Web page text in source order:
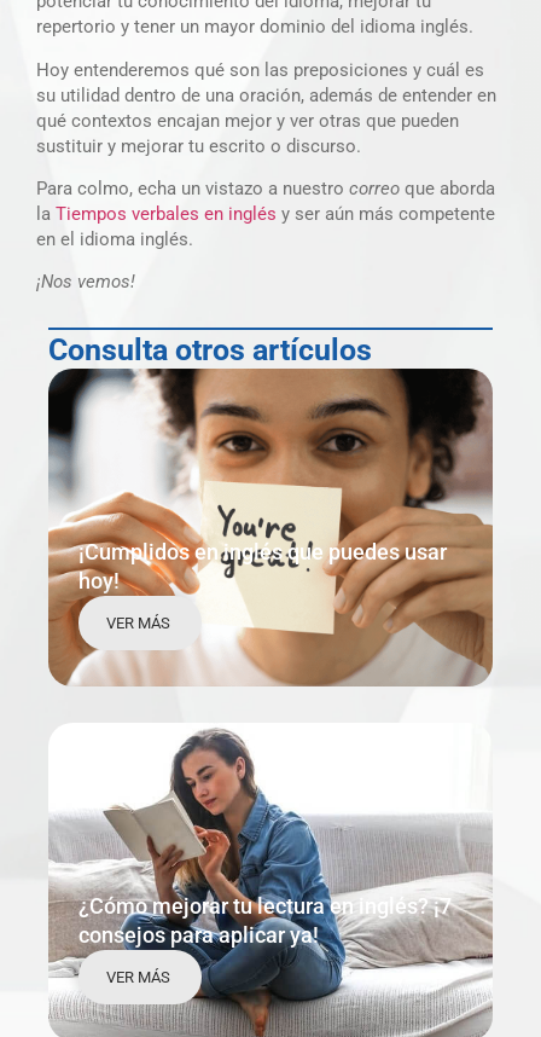
repertorio y tener un mayor dominio del idioma inglés.
Hoy entenderemos qué son las preposiciones y cuál es
su utilidad dentro de una oración, además de entender en
qué contextos encajan mejor y ver otras que pueden
sustituir y mejorar tu escrito o discurso.
Para colmo, echa un vistazo a nuestro correo que aborda
la Tiempos verbales en inglés y ser aún más competente
en el idioma inglés.
¡Nos vemos!
Consulta otros artículos
¡Cumplidos en inglés que puedes usar
hoy!
VER MÁS
¿Cómo mejorar tu lectura en inglés? ¡7
consejos para aplicar ya!
VER MÁS